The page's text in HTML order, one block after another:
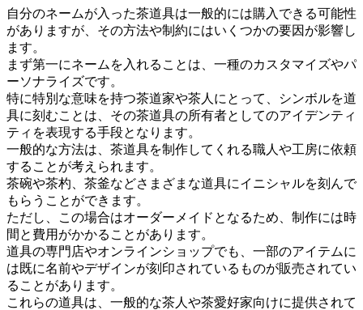
自分のネームが入った茶道具は一般的には購入できる可能性
がありますが、その方法や制約にはいくつかの要因が影響し
ます。
まず第一にネームを入れることは、一種のカスタマイズやパ
ーソナライズです。
特に特別な意味を持つ茶道家や茶人にとって、シンボルを道
具に刻むことは、その茶道具の所有者としてのアイデンティ
ティを表現する手段となります。
一般的な方法は、茶道具を制作してくれる職人や工房に依頼
することが考えられます。
茶碗や茶杓、茶釜などさまざまな道具にイニシャルを刻んで
もらうことができます。
ただし、この場合はオーダーメイドとなるため、制作には時
間と費用がかかることがあります。
道具の専門店やオンラインショップでも、一部のアイテムに
は既に名前やデザインが刻印されているものが販売されてい
ることがあります。
これらの道具は、一般的な茶人や茶愛好家向けに提供されて